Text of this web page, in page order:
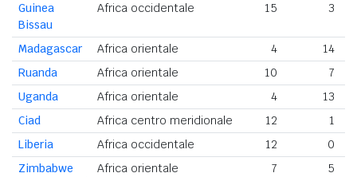
Guinea
Bissau
Africa occidentale 15 3
Madagascar Africa orientale 4
14
Ruanda
Africa orientale 10
7
Uganda
Africa orientale 4
13
Ciad
Africa centro meridionale 12
1
Liberia
Africa occidentale 12
0
Zimbabwe
Africa orientale 7 5